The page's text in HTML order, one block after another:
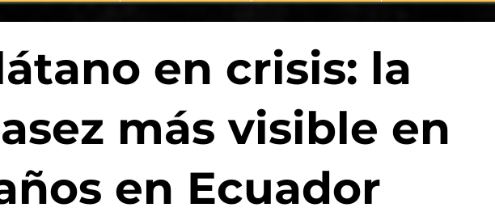
en crisis: la
más visible en
en Ecuador